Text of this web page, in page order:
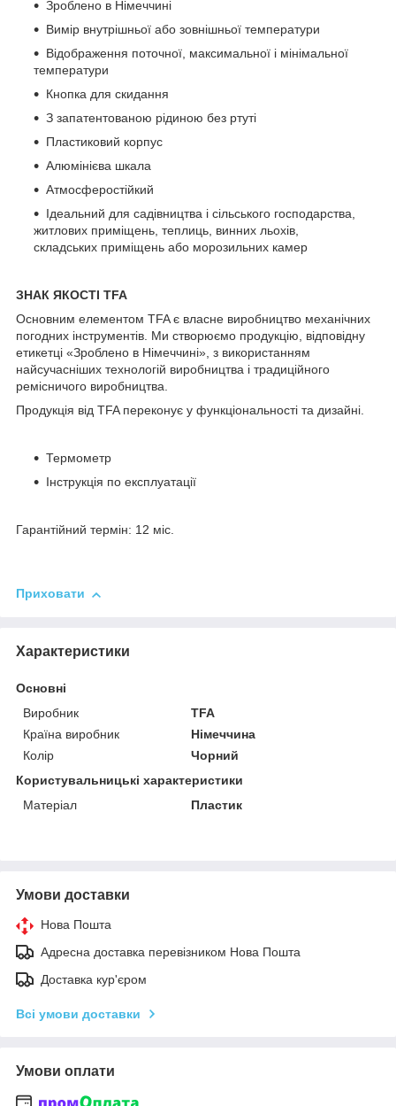
Зроблено в Німеччині
Вимір внутрішньої або зовнішньої температури
Відображення поточної, максимальної і мінімальної
температури
Кнопка для скидання
З запатентованою рідиною без ртуті
Пластиковий корпус
Алюмінієва шкала
Атмосферостійкий
Ідеальний для садівництва і сільського господарства,
житлових приміщень, теплиць, винних льохів,
складських приміщень або морозильних камер
ЗНАК ЯКОСТІ TFA
Основним елементом TFA є власне виробництво механічних
погодних інструментів. Ми створюємо продукцію, відповідну
етикетці «Зроблено в Німеччині», з використанням
найсучасніших технологій виробництва і традиційного
ремісничого виробництва.
Продукція від TFA переконує у функціональності та дизайні.
Термометр
Інструкція по експлуатації
Гарантійний термін: 12 міс.
Приховати
Характеристики
Основні
Виробник
TFA
Країна виробник
Німеччина
Колір
Чорний
Користувальницькі характеристики
Матеріал
Пластик
Умови доставки
Нова Пошта
Адресна доставка перевізником Нова Пошта
Доставка кур'єром
Всі умови доставки
Умови оплати